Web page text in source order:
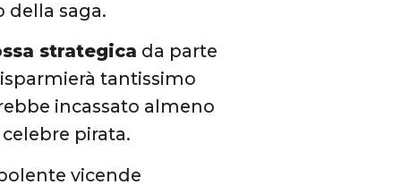
della saga.
strategica da parte
tantissimo
incassato almeno
pirata.
vicende